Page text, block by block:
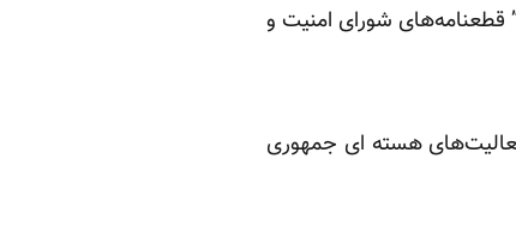
قطعنامه‌های شورای امنیت و
هسته‌ ای جمهوری